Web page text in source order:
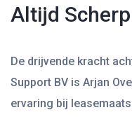
Altijd Scherp
De drijvende kracht
Support BV is Arjan
ervaring bij